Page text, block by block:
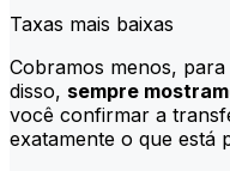
Taxas mais baixas
Cobramos menos,
disso, sempre
você confirmar a
exatamente o que está